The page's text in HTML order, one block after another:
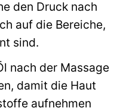
den Druck nach
auf die Bereiche,
sind.
nach der Massage
damit die Haut
aufnehmen